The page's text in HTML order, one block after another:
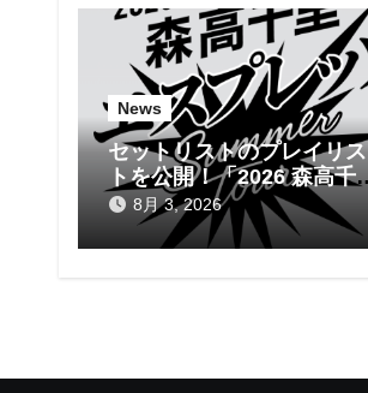
ン
News
セットリストのプレイリス
トを公開！「2026 森高千
エスプレッソ SUMMER
tour」
8月 3, 2026